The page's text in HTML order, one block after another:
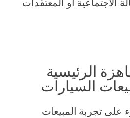
الاجتماعية أو المعتقدات
الرئيسية
السيارات
على تجربة المبيعات